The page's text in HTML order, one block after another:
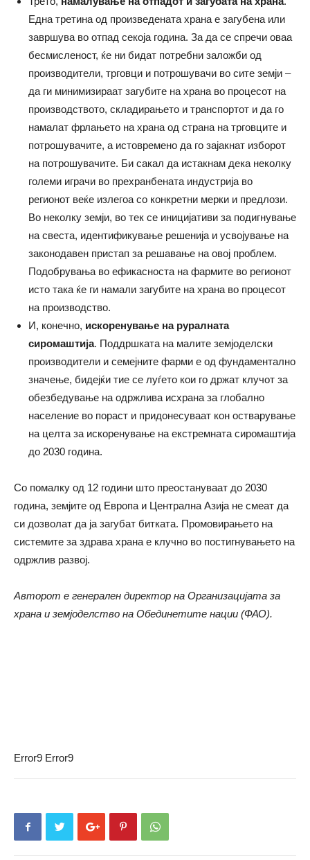
Една третина од произведената храна е загубена или
завршува во отпад секоја година. За да се спречи оваа
бесмисленост, ќе ни бидат потребни заложби од
производители, трговци и потрошувачи во сите земји –
да ги минимизираат загубите на храна во процесот на
производството, складирањето и транспортот и да го
намалат фрлањето на храна од страна на трговците и
потрошувачите, а истовремено да го зајакнат изборот
на потрошувачите. Би сакал да истакнам дека неколку
големи играчи во прехранбената индустрија во
регионот веќе излегоа со конкретни мерки и предлози.
Во неколку земји, во тек се иницијативи за подигнување
на свеста, идентификување решенија и усвојување на
законодавен пристап за решавање на овој проблем.
Подобрувања во ефикасноста на фармите во регионот
исто така ќе ги намали загубите на храна во процесот
на производство.
И, конечно, искоренување наруралната
сиромаштија. Поддршката на малите земјоделски
производители и семејните фарми е од фундаментално
значење, бидејќи тие се луѓето кои го држат клучот за
обезбедување на одржлива исхрана за глобално
население во пораст и придонесуваат кон остварување
на целта за искоренување на екстремната сиромаштија
до 2030 година.
Со помалку од 12 години што преостануваат до 2030
година, земјите од Европа и Централна Азија не смеат да
си дозволат да ја загубат битката. Промовирањето на
системите за здрава храна е клучно во постигнувањето на
одржлив развој.
Авторот е генерален директор на Организацијата за
храна и земјоделство на Обединетите нации (ФАО).
Error9 Error9